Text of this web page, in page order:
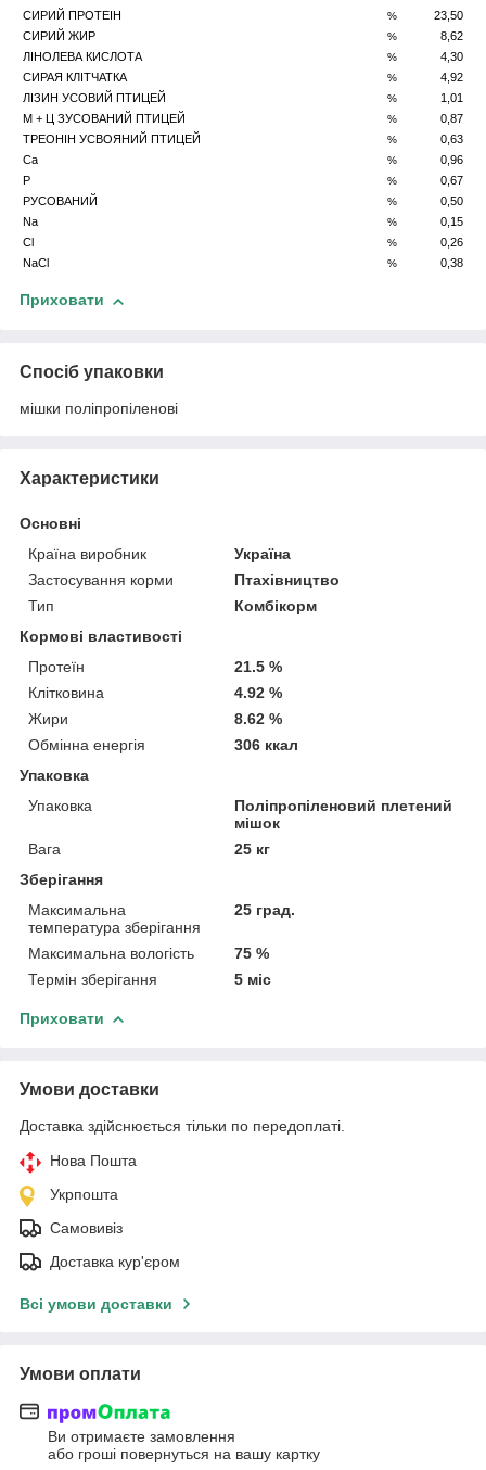
СИРИЙ ПРОТЕІН %
23,50
СИРИЙ ЖИР
%
8,62
ЛІНОЛЕВА КИСЛОТА
%
4,30
СИРАЯ КЛІТЧАТКА
%
4,92
ЛІЗИН УСОВИЙ ПТИЦЕЙ
%
1,01
М + Ц ЗУСОВАНИЙ ПТИЦЕЙ
%
0,87
ТРЕОНІН УСВОЯНИЙ ПТИЦЕЙ
%
0,63
Ca
%
0,96
P
%
0,67
PУСОВАНИЙ
%
0,50
Na
%
0,15
Cl
%
0,26
NaCl
% 0,38
Приховати
Спосіб упаковки
мішки поліпропіленові
Характеристики
Основні
Країна виробник
Україна
Застосування корми
Птахівництво
Тип
Комбікорм
Кормові властивості
Протеїн
21.5 %
Клітковина
4.92 %
Жири
8.62 %
Обмінна енергія
306 ккал
Упаковка
Упаковка
Поліпропіленовий плетений
мішок
Вага
25 кг
Зберігання
Максимальна
температура зберігання
25 град.
Максимальна вологість
75 %
Термін зберігання
5 міс
Приховати
Умови доставки
Доставка здійснюється тільки по передоплаті.
Нова Пошта
Укрпошта
Самовивіз
Доставка кур'єром
Всі умови доставки
Умови оплати
Ви отримаєте замовлення
або гроші повернуться на вашу картку